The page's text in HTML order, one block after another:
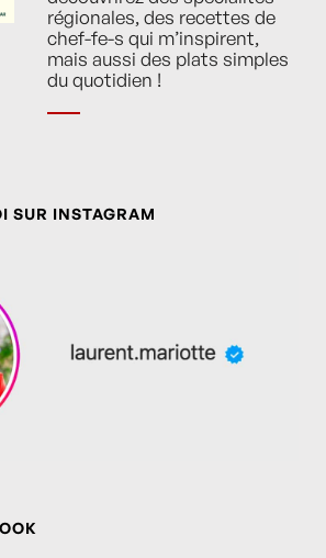
régionales, des recettes de
chef-fe-s qui m’inspirent,
mais aussi des plats simples
du quotidien !
SUR INSTAGRAM